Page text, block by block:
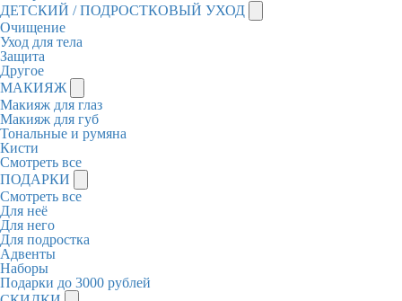
ДЕТСКИЙ / ПОДРОСТКОВЫЙ УХОД
Очищение
Уход для тела
Защита
Другое
МАКИЯЖ
Макияж для глаз
Макияж для губ
Тональные и румяна
Кисти
Смотреть все
ПОДАРКИ
Смотреть все
Для неё
Для него
Для подростка
Адвенты
Наборы
Подарки до 3000 рублей